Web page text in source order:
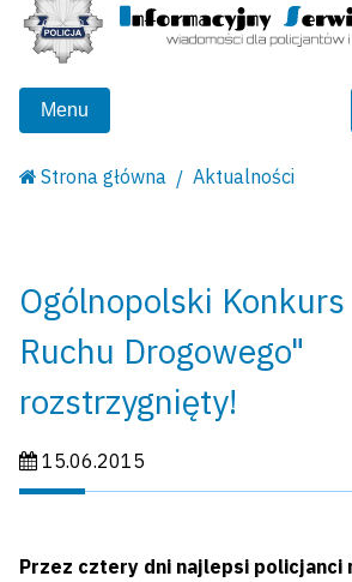
Menu
Strona główna Aktualności
Ogólnopolski
Ruchu Drogowego"
rozstrzygnięty!
Data publikacji:
15.06.2015
Przez cztery dni najlepsi policjanci